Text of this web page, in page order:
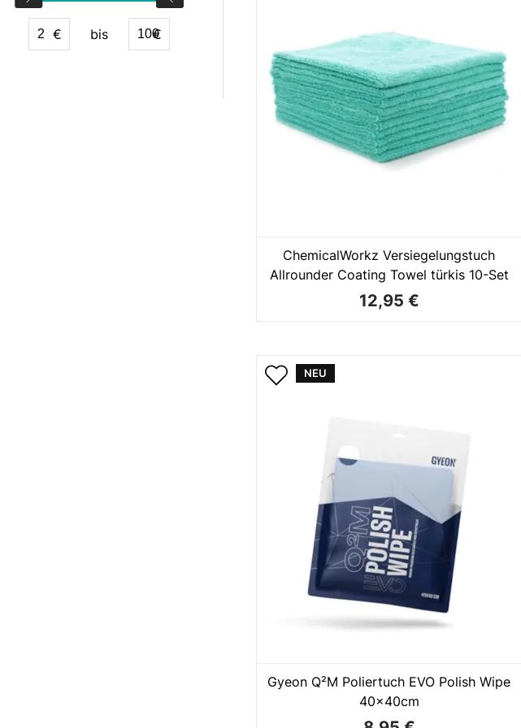
€ bis €
ChemicalWorkz Versiegelungstuch
Allrounder Coating Towel türkis 10-Set
12,95 €
NEU
Gyeon Q²M Poliertuch EVO Polish Wipe
40x40cm